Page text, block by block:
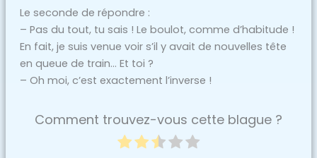
Le seconde de répondre :
– Pas du tout, tu sais ! Le boulot, comme d’habitude !
En fait, je suis venue voir s’il y avait de nouvelles tête
en queue de train… Et toi ?
– Oh moi, c’est exactement l’inverse !
Comment trouvez-vous cette blague ?